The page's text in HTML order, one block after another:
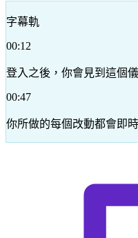
字幕軌
00:12
登入之後，你會見到這個
00:47
你所做的每個改動都會即